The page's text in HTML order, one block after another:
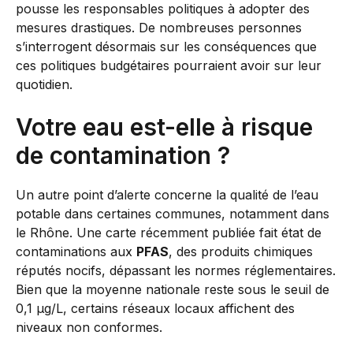
pousse les responsables politiques à adopter des
mesures drastiques. De nombreuses personnes
s’interrogent désormais sur les conséquences que
ces politiques budgétaires pourraient avoir sur leur
quotidien.
Votre eau est-elle à risque
de contamination ?
Un autre point d’alerte concerne la qualité de l’eau
potable dans certaines communes, notamment dans
le Rhône. Une carte récemment publiée fait état de
contaminations aux PFAS, des produits chimiques
réputés nocifs, dépassant les normes réglementaires.
Bien que la moyenne nationale reste sous le seuil de
0,1 µg/L, certains réseaux locaux affichent des
niveaux non conformes.